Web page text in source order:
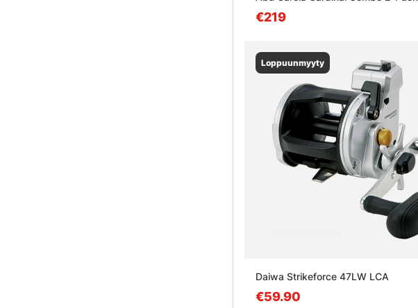
€219
Loppuunmyyty
Daiwa Strikeforce 47LW LCA
€59.90